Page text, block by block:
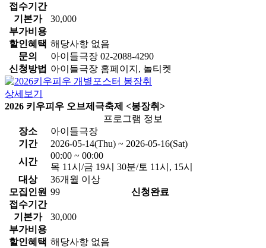
접수기간
기본가
30,000
부가비용
할인혜택 해당사항 없음
문의
아이들극장 02-2088-4290
신청방법 아이들극장 홈페이지, 놀티켓
상세보기
2026 키우피우 오브제극축제 <봉장취>
프로그램 정보
장소
아이들극장
기간
2026-05-14(Thu) ~ 2026-05-16(Sat)
시간
00:00 ~ 00:00
목 11시/금 19시 30분/토 11시, 15시
대상
36개월 이상
모집인원 99
신청완료
접수기간
기본가
30,000
부가비용
할인혜택 해당사항 없음